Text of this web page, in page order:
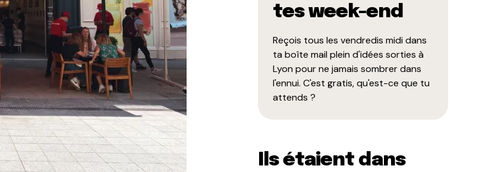
tes week-end
Reçois tous les vendredis midi dans
ta boîte mail plein d'idées sorties à
Lyon pour ne jamais sombrer dans
l'ennui. C'est gratis, qu'est-ce que tu
attends ?
Ils étaient dans